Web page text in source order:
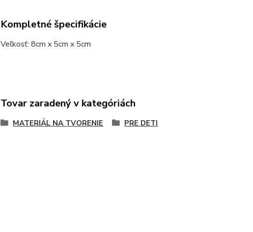
Kompletné špecifikácie
Veľkosť: 8cm x 5cm x 5cm
Tovar zaradený v kategóriách
MATERIÁL NA TVORENIE PRE DETI